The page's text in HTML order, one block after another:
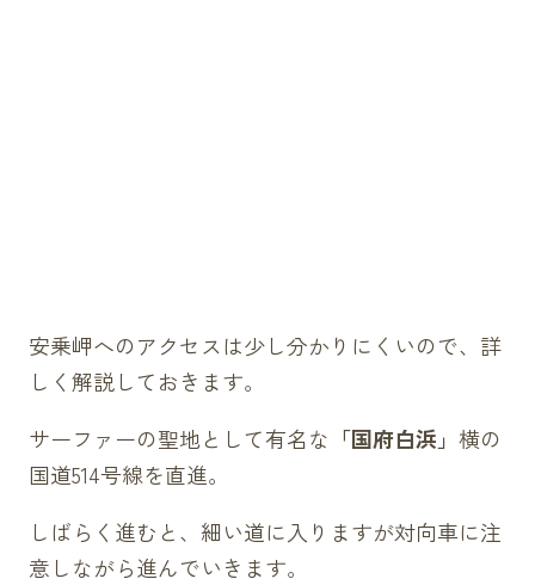
安乗岬へのアクセスは少し分かりにくいので、詳
しく解説しておきます。
サーファーの聖地として有名な 「国府白浜」 横の
国道514号線を直進。
しばらく進むと、細い道に入りますが対向車に注
意しながら進んでいきます。